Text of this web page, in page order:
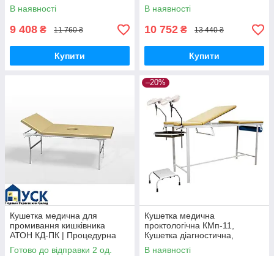
В наявності
9 408 ₴ 11 760 ₴
Купити
В наявності
10 752 ₴ 13 440 ₴
Купити
Кушетка медична для
промивання кишківника
АТОН КД-ПК | Процедурна
медична кушетка | 2 секції
Готово до відправки 2 од.
–20%
Кушетка медична
проктологічна КМп-11,
Кушетка діагностична,
Кушетка оглядова (VIO)
В наявності